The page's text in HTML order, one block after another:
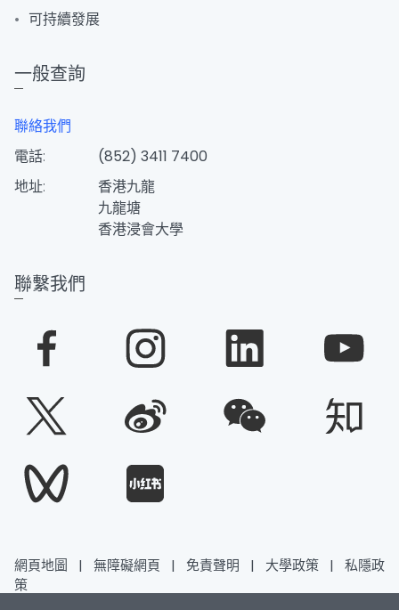
可持續發展
一般查詢
聯絡我們
電話:
(852) 3411 7400
地址:
香港九龍
九龍塘
香港浸會大學
聯繫我們
網頁地圖 | 無障礙網頁 | 免責聲明 | 大學政策 |
私隱政
策